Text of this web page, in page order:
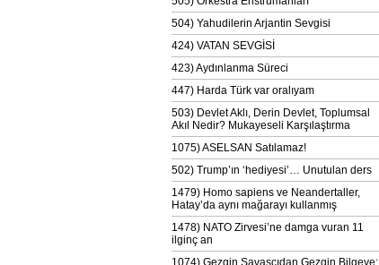
504) Yahudilerin Arjantin Sevgisi
424) VATAN SEVGİSİ
423) Aydınlanma Süreci
447) Harda Türk var oralıyam
503) Devlet Aklı, Derin Devlet, Toplumsal
Akıl Nedir? Mukayeseli Karşılaştırma
1075) ASELSAN Satılamaz!
502) Trump’ın ‘hediyesi’… Unutulan ders
1479) Homo sapiens ve Neandertaller,
Hatay’da aynı mağarayı kullanmış
1478) NATO Zirvesi’ne damga vuran 11
ilginç an
1074) Gezgin Savaşçıdan Gezgin Bilgeye;